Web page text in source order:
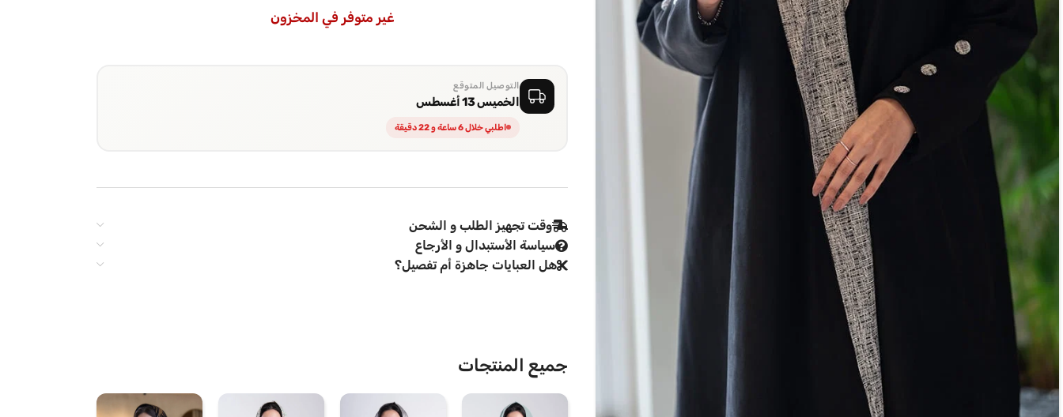
غير متوفر في المخزون
التوصيل المتوقع
الخميس 13 أغسطس
اطلبي خلال 6 ساعة و 22 دقيقة
وقت تجهيز الطلب و الشحن
سياسة الأستبدال و الأرجاع
هل العبايات جاهزة أم تفصيل؟
جميع المنتجات